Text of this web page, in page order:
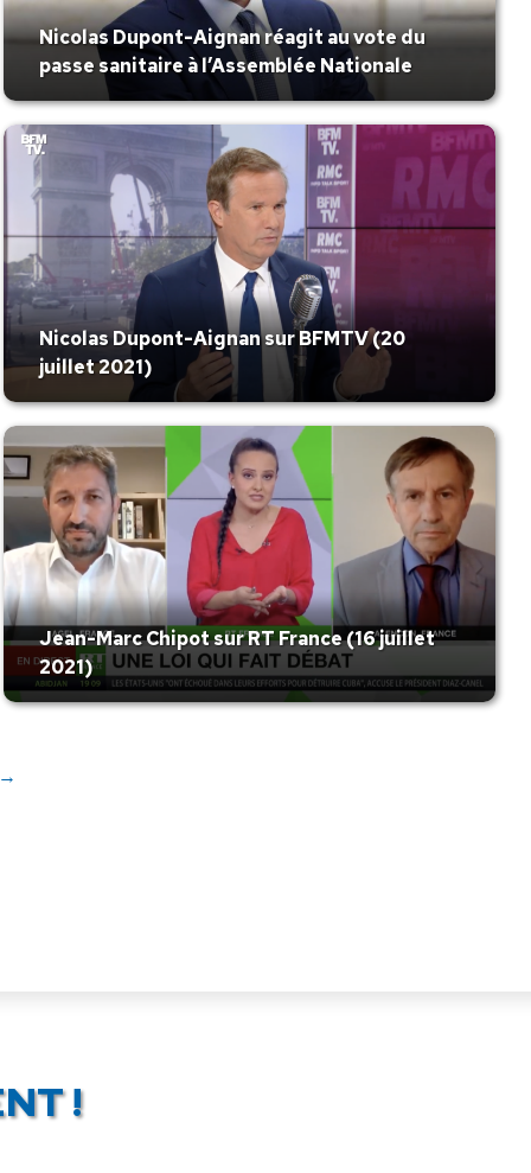
Nicolas Dupont-Aignan réagit au vote du
passe sanitaire à l’Assemblée Nationale
Nicolas Dupont-Aignan sur BFMTV (20
juillet 2021)
Jean-Marc Chipot sur RT France (16 juillet
2021)
!